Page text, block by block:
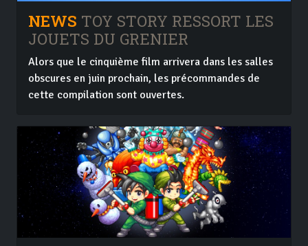
NEWS TOY STORY RESSORT LES
JOUETS DU GRENIER
Alors que le cinquième film arrivera dans les salles
obscures en juin prochain, les précommandes de
cette compilation sont ouvertes.